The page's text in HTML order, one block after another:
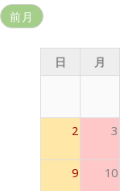
前月
日 月
2 3
9 10